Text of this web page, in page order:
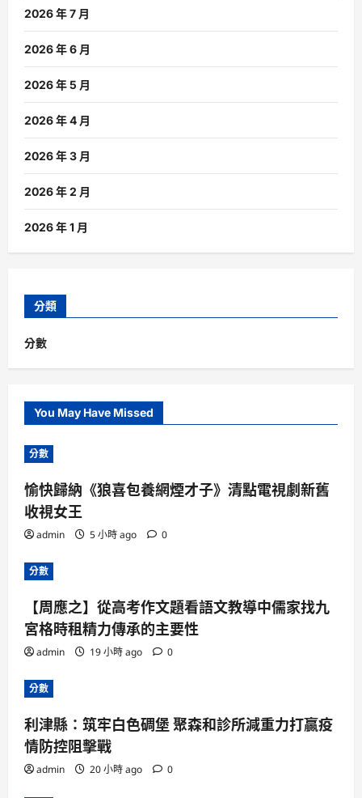
2026 年 7 月
2026 年 6 月
2026 年 5 月
2026 年 4 月
2026 年 3 月
2026 年 2 月
2026 年 1 月
分類
分數
You May Have Missed
分數
愉快歸納《狼喜包養網煙才子》清點電視劇新舊
收視女王
admin 5 小時 ago 0
分數
【周應之】從高考作文題看語文教導中儒家找九
宮格時租精力傳承的主要性
admin 19 小時 ago 0
分數
利津縣：筑牢白色碉堡 聚森和診所減重力打贏疫
情防控阻擊戰
admin 20 小時 ago 0